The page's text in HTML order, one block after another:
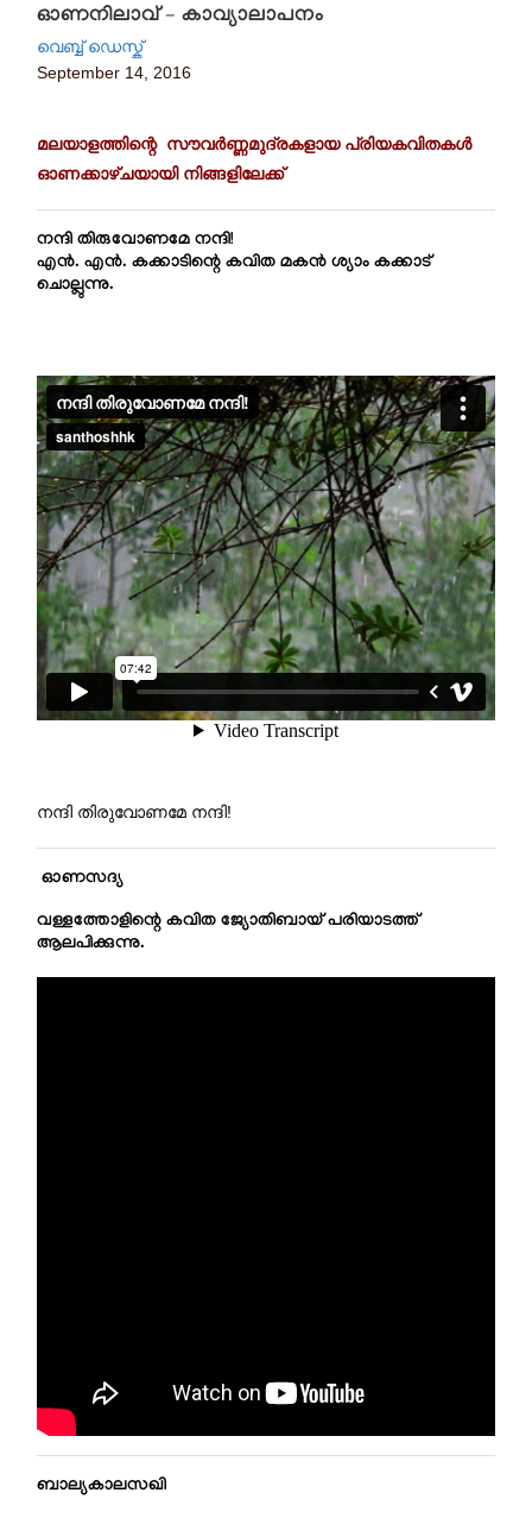
ഓണനിലാവ് – കാവ്യാലാപനം
വെബ്ബ് ഡെസ്ക്
September 14, 2016
മലയാളത്തിന്റെ സൗവർണ്ണമുദ്രകളായ പ്രിയകവിതകൾ
ഓണക്കാഴ്ചയായി നിങ്ങളിലേക്ക്
നന്ദി തിരുവോണമേ നന്ദി!
എൻ. എൻ. കക്കാടിന്റെ കവിത മകൻ ശ്യാം കക്കാട്
ചൊല്ലുന്നു.
നന്ദി തിരുവോണമേ നന്ദി!
ഓണസദ്യ
വള്ളത്തോളിന്റെ കവിത ജ്യോതിബായ് പരിയാടത്ത്
ആലപിക്കുന്നു.
ബാല്യകാലസഖി